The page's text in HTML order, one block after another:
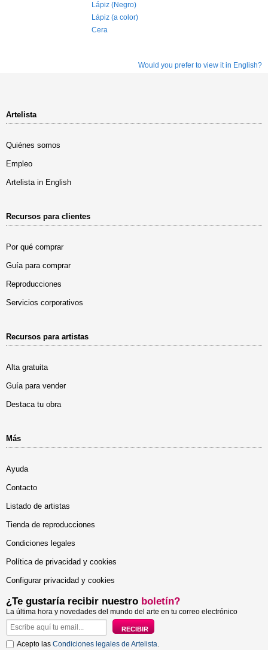
Lápiz (Negro)
Lápiz (a color)
Cera
Would you prefer to view it in English?
Artelista
Quiénes somos
Empleo
Artelista in English
Recursos para clientes
Por qué comprar
Guía para comprar
Reproducciones
Servicios corporativos
Recursos para artistas
Alta gratuita
Guía para vender
Destaca tu obra
Más
Ayuda
Contacto
Listado de artistas
Tienda de reproducciones
Condiciones legales
Política de privacidad y cookies
Configurar privacidad y cookies
¿Te gustaría recibir nuestro boletín?
La última hora y novedades del mundo del arte en tu correo electrónico
Acepto las Condiciones legales de Artelista.